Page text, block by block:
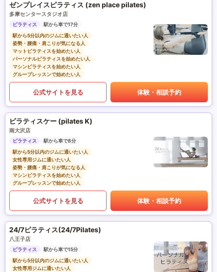
ゼンプレイスピラティス (zen place pilates)
多摩センタースタジオ店
ピラティス
駅から車で17分
駅から5分以内のジムに通いたい人
姿勢・腰痛・肩こりが気になる人
マットピラティスを始めたい人
パーソナルピラティスを始めたい人
マシンピラティスを始めたい人
グループレッスンで始めたい人
公式サイトを見る 体験・相談予約
ピラティスケー (pilates K)
南大沢店
ピラティス
駅から車で8分
駅から5分以内のジムに通いたい人
女性専用ジムに通いたい人
姿勢・腰痛・肩こりが気になる人
マシンピラティスを始めたい人
グループレッスンで始めたい人
公式サイトを見る 体験・相談予約
24/7ピラティス(24/7Pilates)
八王子店
ピラティス
駅から車で15分
駅から5分以内のジムに通いたい人
女性専用ジムに通いたい人